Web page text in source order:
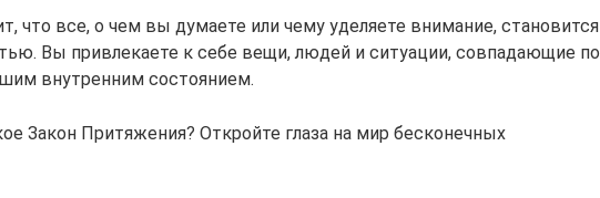
что все, о чем вы думаете или чему уделяете внимание, становится
Вы привлекаете к себе вещи, людей и ситуации, совпадающие по
внутренним состоянием.
Закон Притяжения? Откройте глаза на мир бесконечных